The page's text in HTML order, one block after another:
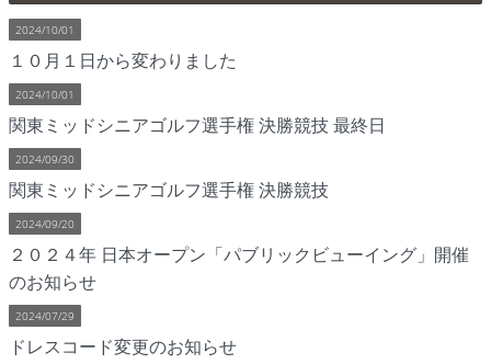
2024/10/01
１０月１日から変わりました
2024/10/01
関東ミッドシニアゴルフ選手権 決勝競技 最終日
2024/09/30
関東ミッドシニアゴルフ選手権 決勝競技
2024/09/20
２０２４年 日本オープン「パブリックビューイング」開催
のお知らせ
2024/07/29
ドレスコード変更のお知らせ